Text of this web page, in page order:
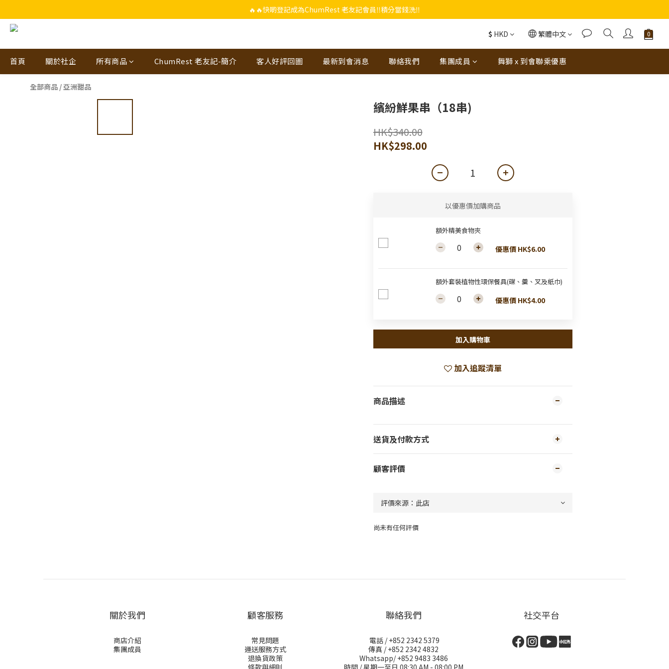
🔥🔥快啲登記成為ChumRest 老友記會員‼️積分當錢洗‼️
🔥🔥快啲登記成為ChumRest 老友記會員‼️積分當錢洗‼️
🎁🤩🤩超值優惠：網上下單選用~(銀行轉帳／FPS)為付款方式，滿$988 即可免費獲贈手工紫蘇雞皮蝦（6串）價值$288‼️
🔥🔥快啲登記成為ChumRest 老友記會員‼️積分當錢洗‼️
$ HKD 繁體中文
首頁 關於社企 所有商品 ChumRest 老友記-簡介 客人好評回圖 最新到會消息 聯絡我們 集團成員 舞獅 x 到會聯乘優惠
全部商品 /亞洲甜品
繽紛鮮果串（18串)
HK$340.00
HK$298.00
以優惠價加購商品
額外精美食物夾
優惠價 HK$6.00
額外套裝植物性環保餐具(碟、羹、叉及紙巾)
優惠價 HK$4.00
加入購物車
加入追蹤清單
商品描述
送貨及付款方式
顧客評價
尚未有任何評價
關於我們
商店介紹
集團成員
顧客服務
常見問題
運送服務方式
退換貨政策
條款與細則
聯絡我們
電話 / +852 2342 5379
傳真 / +852 2342 4832
Whatsapp/ +852 9483 3486
時間 / 星期一至日 08:30 AM - 08:00 PM
社交平台